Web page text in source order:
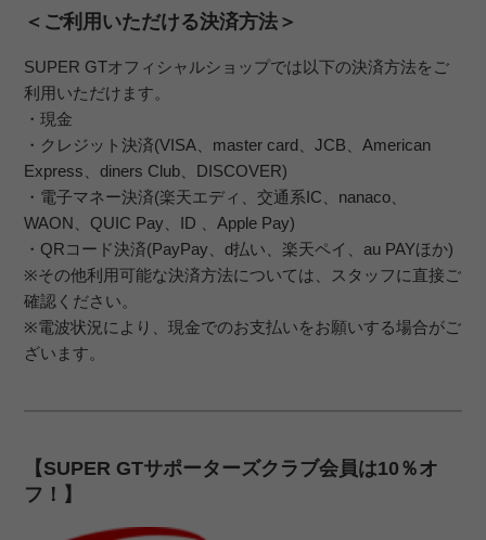
＜ご利用いただける決済方法＞
SUPER GTオフィシャルショップでは以下の決済方法をご
利用いただけます。
・現金
・クレジット決済(VISA、master card、JCB、American
Express、diners Club、DISCOVER)
・電子マネー決済(楽天エディ、交通系IC、nanaco、
WAON、QUIC Pay、ID 、Apple Pay)
・QRコード決済(PayPay、d払い、楽天ペイ、au PAYほか)
※その他利用可能な決済方法については、スタッフに直接ご
確認ください。
※電波状況により、現金でのお支払いをお願いする場合がご
ざいます。
【SUPER GTサポーターズクラブ会員は10％オ
フ！】